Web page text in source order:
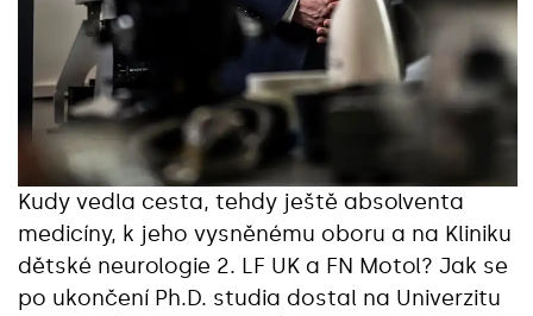
Kudy vedla cesta, tehdy ještě absolventa
medicíny, k jeho vysněnému oboru a na Kliniku
dětské neurologie 2. LF UK a FN Motol? Jak se
po ukončení Ph.D. studia dostal na Univerzitu